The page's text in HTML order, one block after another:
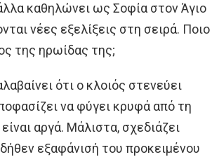
καθηλώνει ως Σοφία στον Άγιο
νέες εξελίξεις στη σειρά. Ποιο
της ηρωίδας της;
ότι ο κλοιός στενεύει
να φύγει κρυφά από τη
αργά. Μάλιστα, σχεδιάζει
εξαφάνισή του προκειμένου